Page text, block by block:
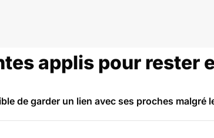
applis pour rester
de garder un lien avec ses proches malgré